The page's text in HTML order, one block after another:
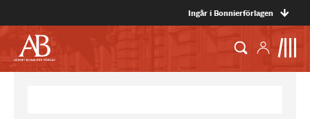
Ingår i Bonnierförlagen